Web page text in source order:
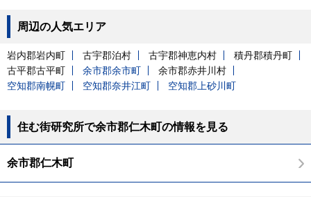
周辺の人気エリア
岩内郡岩内町 古宇郡泊村 古宇郡神恵内村
積丹郡積丹町
古平郡古平町
余市郡余市町
余市郡赤井川村
空知郡南幌町
空知郡奈井江町 空知郡上砂川町
住む街研究所で余市郡仁木町の情報を見る
余市郡仁木町